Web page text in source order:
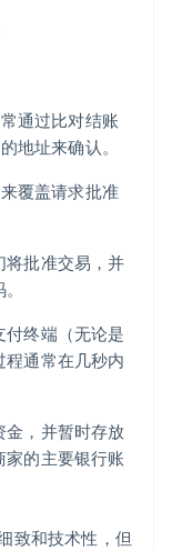
通过比对结账
地址来确认。
覆盖请求批准
将批准交易，并
终端（无论是
通常在几秒内
金，并暂时存放
的主要银行账
致和技术性，但